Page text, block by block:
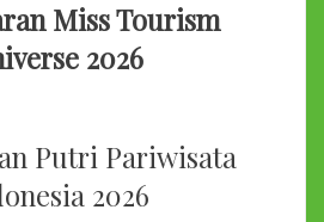
Miss Tourism
2026
Putri Pariwisata
2026